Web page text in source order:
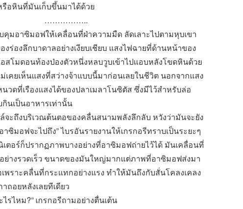
รือหินที่มันเก็บขึ้นมาได้ด้วย
าซิมอฟให้เคลื่อนที่ฝ่าความมืด ลัดเลาะไปตามหุบเขา
ร่องลึกบาดาลอย่างเงียบเชียบ แสงไฟฉายที่ด้านหน้าของ
สโมดอนท้องป่องตัวหนึ่งหลบวูบเข้าไปแอบหลังโขดหินด้วย
เคยเห็นแสงที่สว่างจ้าแบบนี้มาก่อนเลยในชีวิต นอกจากแสง
วดที่เรืองแสงได้ของปลาเมลาโนซิตัส ซึ่งมีไว้สำหรับล่อ
นเป็นอาหารเท่านั้น
จะถึงบริเวณต้นตอของคลื่นสนามพลังลึกลับ หวังว่ามันจะยัง
าซิมอฟจะไปถึง”ไบรอันรายงานให้เกรกอรีทราบเป็นระยะๆ
ตอร์ก็ปรากฏภาพบางอย่างที่อาซิมอฟถ่ายไว้ได้ มันเคลื่อนที่
ย่างรวดเร็ว ขนาดของมันใหญ่มากแต่ภาพที่อาซิมอฟส่งมา
พราะคลื่นที่กระแทกอย่างแรง ทำให้มันถึงกับสั่นโคลงเคลง
ถอยหลังเลยทีเดียว
รไหม?” เกรกอรีถามอย่างตื่นเต้น